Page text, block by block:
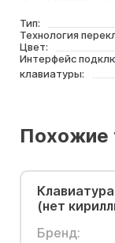
Тип:
Технология
Цвет:
Интерфейс
клавиатуры:
Похожие
(нет
Бренд: